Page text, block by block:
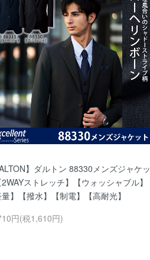
】ダルトン 88330メンズジャケッ
2WAYストレッチ】【ウォッシャブル】
量】【撥水】【制電】【高耐光】
円(税1,610円)